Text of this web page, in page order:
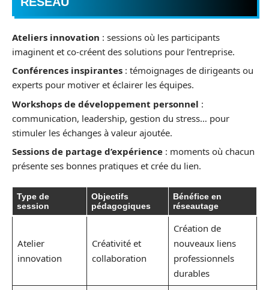
Ateliers innovation : sessions où les participants
imaginent et co-créent des solutions pour l’entreprise.
Conférences inspirantes : témoignages de dirigeants ou
experts pour motiver et éclairer les équipes.
Workshops de développement personnel :
communication, leadership, gestion du stress… pour
stimuler les échanges à valeur ajoutée.
Sessions de partage d’expérience : moments où chacun
présente ses bonnes pratiques et crée du lien.
Type de
session
Objectifs
pédagogiques
Bénéfice en
réseautage
Atelier
innovation
Créativité et
collaboration
Création de
nouveaux liens
professionnels
durables